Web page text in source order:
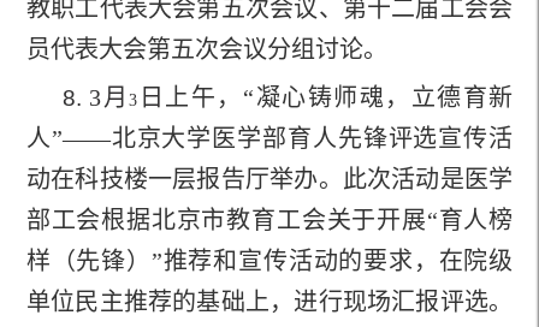
教职工代表大会第五次会议、第十二届工会会
员代表大会第五次会议分组讨论。
8. 3月3 日
上午，“凝心铸师魂，立德育新
人”——北京大学医学部育人先锋评选宣传活
动在科技楼一层报告厅举办。此次活动是医学
部工会根据北京市教育工会关于开展“育人榜
样（先锋）”推荐和宣传活动的要求，在院级
单位民主推荐的基础上，进行现场汇报评选。